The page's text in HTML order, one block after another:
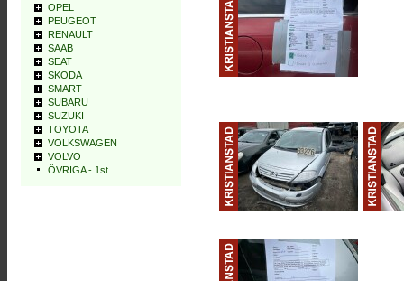
OPEL
PEUGEOT
RENAULT
SAAB
SEAT
SKODA
SMART
SUBARU
SUZUKI
TOYOTA
VOLKSWAGEN
VOLVO
ÖVRIGA - 1st